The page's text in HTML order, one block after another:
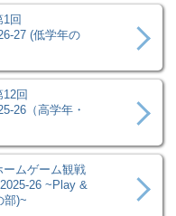
1回
27 (低学年の
12回
26（高学年・
ームゲーム観戦
26 ~Play &
部)~